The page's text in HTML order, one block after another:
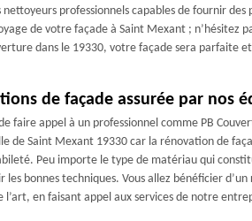
nettoyeurs professionnels capables de fournir
de votre façade à Saint Mexant ; n’hésitez
dans le 19330, votre façade sera parfaite
de façade assurée par nos
faire appel à un professionnel comme PB
de Saint Mexant 19330 car la rénovation de
Peu importe le type de matériau qui
les bonnes techniques. Vous allez bénéficier
l’art, en faisant appel aux services de notre